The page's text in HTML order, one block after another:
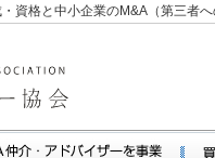
資格と中小企業のM&A（第三者